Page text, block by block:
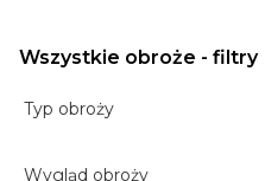
Wszystkie obroże - filtry
Typ obroży
Wygląd obroży